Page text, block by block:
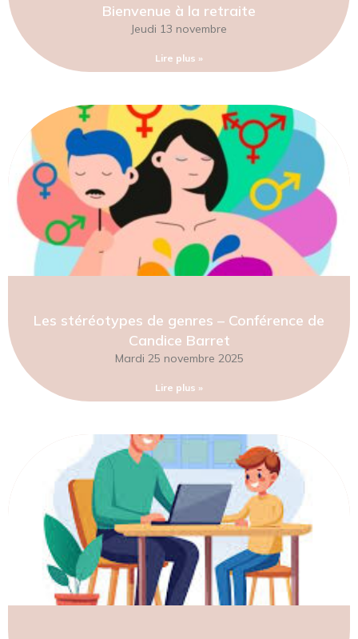
Bienvenue à la retraite
Jeudi 13 novembre
Lire plus »
Les stéréotypes de genres – Conférence de
Candice Barret
Mardi 25 novembre 2025
Lire plus »